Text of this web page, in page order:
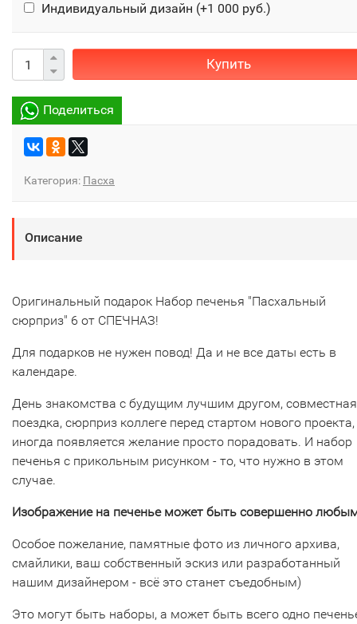
Индивидуальный дизайн (+1 000 руб.)
Купить
Поделиться
Категория: Пасха
Описание
Оригинальный подарок Набор печенья "Пасхальный
сюрприз" 6 от СПЕЧНАЗ!
Для подарков не нужен повод! Да и не все даты есть в
календаре.
День знакомства с будущим лучшим другом, совместная
поездка, сюрприз коллеге перед стартом нового
иногда появляется желание просто порадовать. И набор
печенья с прикольным рисунком - то, что нужно в этом
случае.
Изображение на печенье может быть совершенно
Особое пожелание, памятные фото из личного архива,
смайлики, ваш собственный эскиз или разработанный
нашим дизайнером - всё это станет съедобным)
Это могут быть наборы, а может быть всего одно